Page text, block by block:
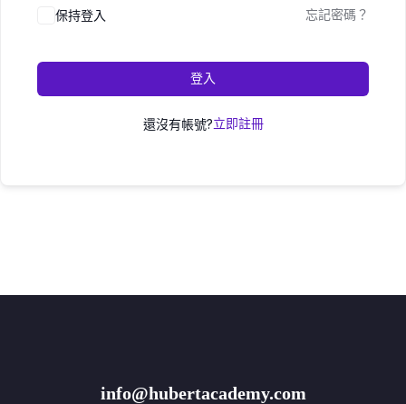
保持登入 忘記密碼？
登入
還沒有帳號?立即註冊
info@hubertacademy.com